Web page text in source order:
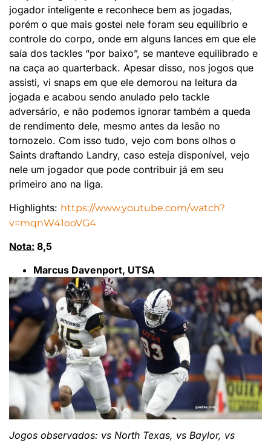
jogador inteligente e reconhece bem as jogadas,
porém o que mais gostei nele foram seu equilíbrio e
controle do corpo, onde em alguns lances em que ele
saía dos tackles “por baixo”, se manteve equilibrado e
na caça ao quarterback. Apesar disso, nos jogos que
assisti, vi snaps em que ele demorou na leitura da
jogada e acabou sendo anulado pelo tackle
adversário, e não podemos ignorar também a queda
de rendimento dele, mesmo antes da lesão no
tornozelo. Com isso tudo, vejo com bons olhos o
Saints draftando Landry, caso esteja disponível, vejo
nele um jogador que pode contribuir já em seu
primeiro ano na liga.
Highlights: https://www.youtube.com/watch?
v=mqnW41ooVG4
Nota: 8,5
Marcus Davenport, UTSA
Jogos observados: vs North Texas, vs Baylor, vs